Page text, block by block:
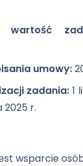
wartość
umowy:
zadania: 1
2025 r.
wsparcie